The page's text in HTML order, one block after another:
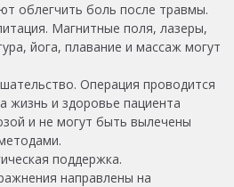
облегчить боль после травмы.
Магнитные поля, лазеры,
йога, плавание и массаж могут
Операция проводится
жизнь и здоровье пациента
и не могут быть вылечены
поддержка.
направлены на